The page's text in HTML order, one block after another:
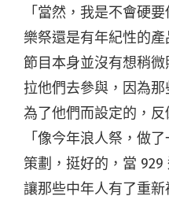
「當然，我是不會硬
樂祭還是有年紀性的
節目本身並沒有想稍
拉他們去參與，因為
為了他們而設定的，反
「像今年浪人祭，做
策劃，挺好的，當
讓那些中年人有了重新